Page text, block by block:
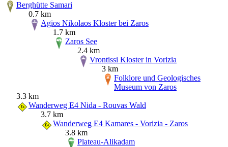
Berghütte Samari
0.7 km
Agios Nikolaos Kloster bei Zaros
1.7 km
Zaros See
2.4 km
Vrontissi Kloster in Vorizia
3 km
Folklore und Geologisches
Museum von Zaros
3.3 km
Wanderweg E4 Nida - Rouvas Wald
3.7 km
Wanderweg E4 Kamares - Vorizia - Zaros
3.8 km
Plateau-Alikadam